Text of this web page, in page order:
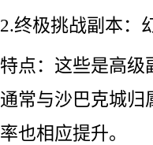
2.终极挑战副本：
特点：这些是高级
通常与沙巴克城归
率也相应提升。